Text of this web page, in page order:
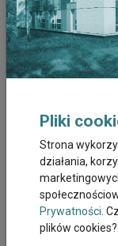
Grudzień 2025
Listopad 2025
Wrzesień 2025
Sierpień 2025
Październik 2023
Pliki
Strona
działania,
Prywatności.
plików cookies?